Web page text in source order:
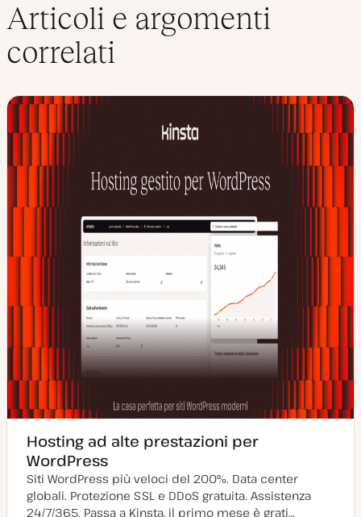
W
b
e
I
n
t
r
Articoli e argomenti
correlati
Hosting ad alte prestazioni per
WordPress
Siti WordPress più veloci del 200%. Data center
globali. Protezione SSL e DDoS gratuita. Assistenza
24/7/365. Passa a Kinsta, il primo mese è grati…